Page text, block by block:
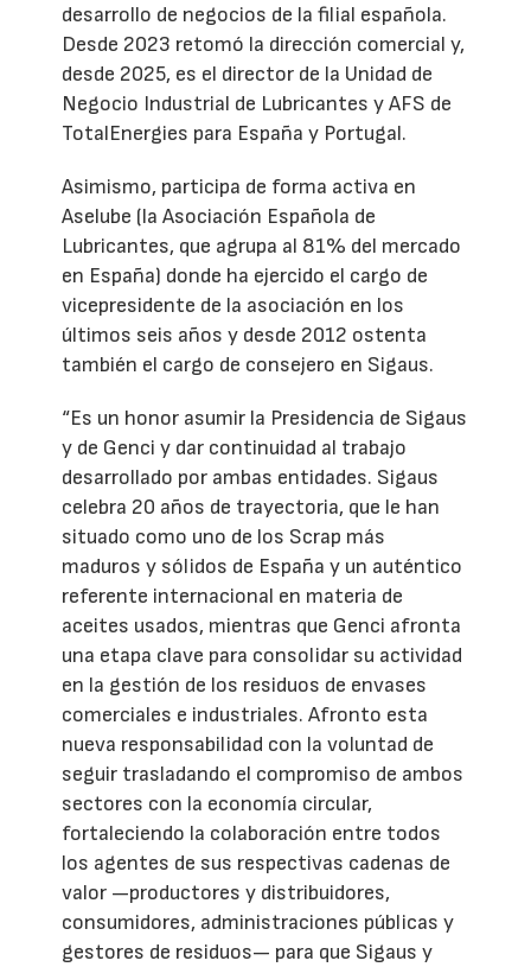
desarrollo de negocios de la filial española.
Desde 2023 retomó la dirección comercial y,
desde 2025, es el director de la Unidad de
Negocio Industrial de Lubricantes y AFS de
TotalEnergies para España y Portugal.
Asimismo, participa de forma activa en
Aselube (la Asociación Española de
Lubricantes, que agrupa al 81% del mercado
en España) donde ha ejercido el cargo de
vicepresidente de la asociación en los
últimos seis años y desde 2012 ostenta
también el cargo de consejero en Sigaus.
“Es un honor asumir la Presidencia de Sigaus
y de Genci y dar continuidad al trabajo
desarrollado por ambas entidades. Sigaus
celebra 20 años de trayectoria, que le han
situado como uno de los Scrap más
maduros y sólidos de España y un auténtico
referente internacional en materia de
aceites usados, mientras que Genci afronta
una etapa clave para consolidar su actividad
en la gestión de los residuos de envases
comerciales e industriales. Afronto esta
nueva responsabilidad con la voluntad de
seguir trasladando el compromiso de ambos
sectores con la economía circular,
fortaleciendo la colaboración entre todos
los agentes de sus respectivas cadenas de
valor —productores y distribuidores,
consumidores, administraciones públicas y
gestores de residuos— para que Sigaus y